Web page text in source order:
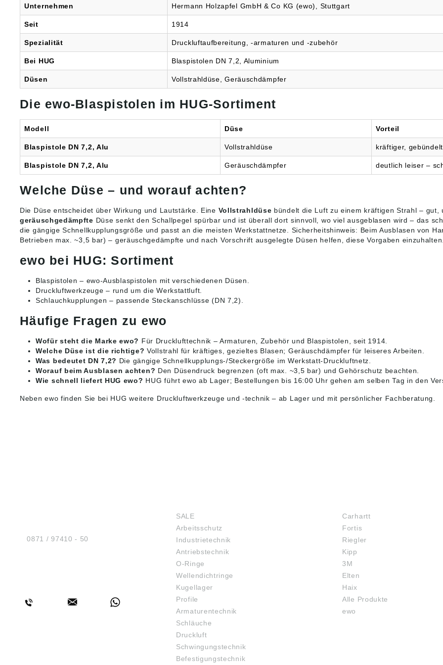
2006/42/EG, EN 12100
Produktsicherheitsverordn
ung ((EU) 2023/998):
Armaturen- u.
H.Holzapfel, Hessbrühlstr.
DE, info@ewo-stuttgart.de
Unternehmen Hermann Holzapfel GmbH & Co KG (ewo), Stuttgart
Seit 1914
Spezialität Druckluftaufbereitung, -armaturen und -zubehör
Bei HUG Blaspistolen DN 7,2, Aluminium
Düsen Vollstrahldüse, Geräuschdämpfer
Die ewo-Blaspistolen im HUG-Sortiment
Modell Düse Vorteil
Blaspistole DN 7,2, Alu Vollstrahldüse kräftiger,
Blaspistole DN 7,2, Alu Geräuschdämpfer deutlich leiser –
Welche Düse – und worauf achten?
Die Düse entscheidet über Wirkung und Lautstärke. Eine Vollstrahldüse bündelt die Luft zu einem kräftigen Strahl –
geräuschgedämpfte Düse senkt den Schallpegel spürbar und ist überall dort sinnvoll, wo viel ausgeblasen wird – das
die gängige Schnellkupplungsgröße und passt an die meisten Werkstattnetze. Sicherheitshinweis: Beim Ausblasen von
Betrieben max. ~3,5 bar) – geräuschgedämpfte und nach Vorschrift ausgelegte Düsen helfen, diese Vorgaben
ewo bei HUG: Sortiment
Blaspistolen – ewo-Ausblaspistolen mit verschiedenen Düsen.
Druckluftwerkzeuge – rund um die Werkstattluft.
Schlauchkupplungen – passende Steckanschlüsse (DN 7,2).
Häufige Fragen zu ewo
Wofür steht die Marke ewo? Für Drucklufttechnik – Armaturen, Zubehör und Blaspistolen, seit 1914.
Welche Düse ist die richtige? Vollstrahl für kräftiges, gezieltes Blasen; Geräuschdämpfer für leiseres Arbeiten.
Was bedeutet DN 7,2? Die gängige Schnellkupplungs-/Steckergröße im Werkstatt-Druckluftnetz.
Worauf beim Ausblasen achten? Den Düsendruck begrenzen (oft max. ~3,5 bar) und Gehörschutz beachten.
Wie schnell liefert HUG ewo? HUG führt ewo ab Lager; Bestellungen bis 16:00 Uhr gehen am selben Tag in den
Neben ewo finden Sie bei HUG weitere Druckluftwerkzeuge und -technik – ab Lager und mit persönlicher Fachberatung.
Tel.:0871 / 97410 - 50
SALE
Arbeitsschutz
Industrietechnik
Antriebstechnik
O-Ringe
Wellendichtringe
Kugellager
Profile
Armaturentechnik
Schläuche
Druckluft
Schwingungstechnik
Befestigungstechnik
Carhartt
Fortis
Riegler
Kipp
3M
Elten
Haix
Alle Produkte
ewo